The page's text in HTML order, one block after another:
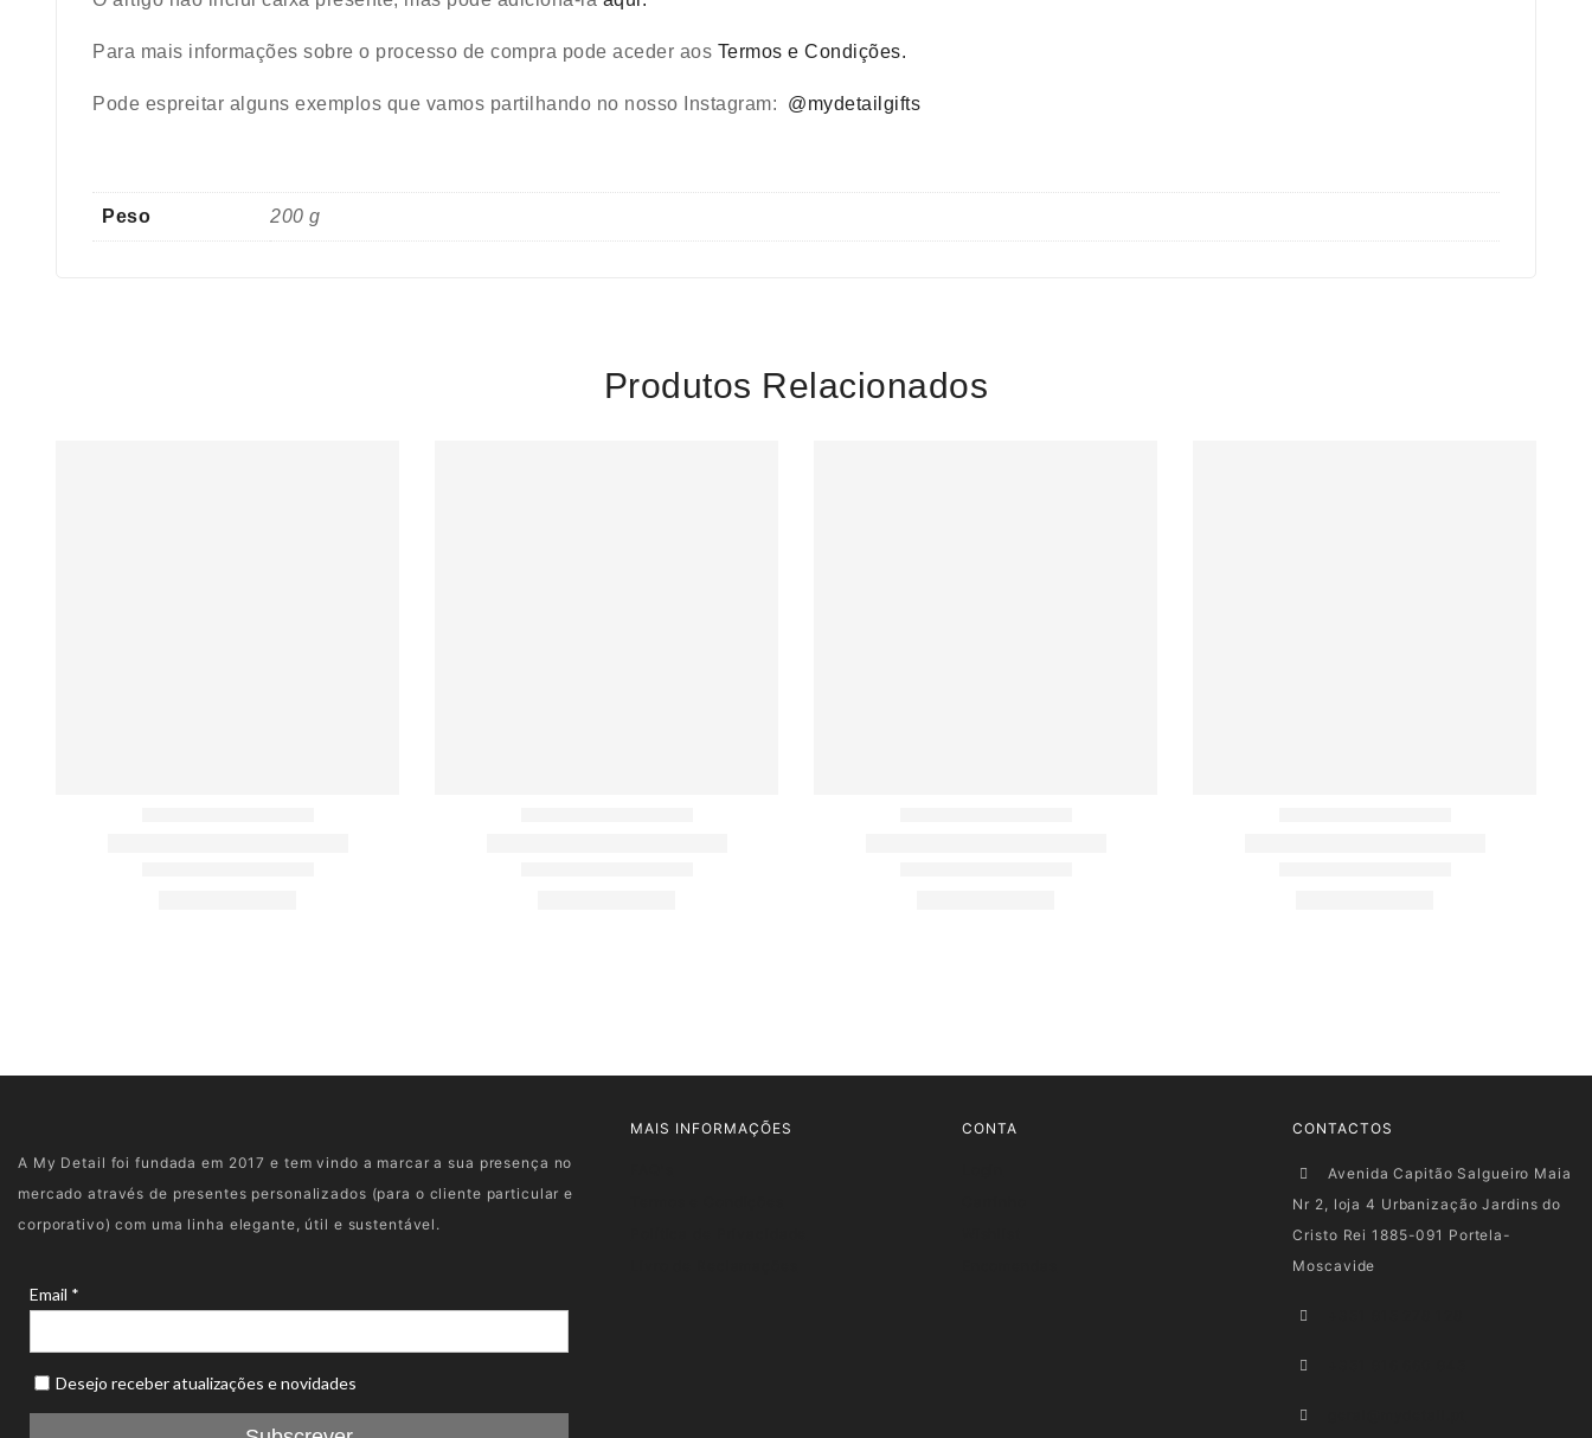
Para mais informações sobre o processo de compra pode aceder aos Termos e Condições.
Pode espreitar alguns exemplos que vamos partilhando no nosso Instagram: @mydetailgifts
Peso 200 g
Produtos Relacionados
A My Detail foi fundada em 2017 e tem vindo a marcar a sua presença no
mercado através de presentes personalizados (para o cliente particular e
corporativo) com uma linha elegante, útil e sustentável.
MAIS INFORMAÇÕES CONTA CONTACTOS
Avenida Capitão Salgueiro Maia
Nr 2, loja 4 Urbanização Jardins do
Cristo Rei 1885-091 Portela-
Moscavide